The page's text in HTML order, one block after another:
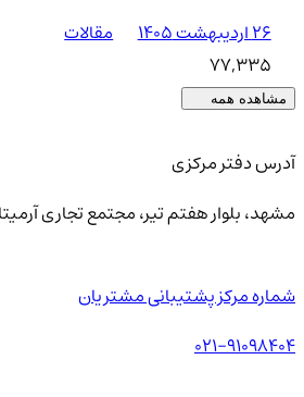
۲۶ اردیبهشت ۱۴۰۵
مقالات
77,335
مشاهده همه
آدرس دفتر مرکزی
مشهد، بلوار هفتم تیر، مجتمع تجاری آرمیتاژ
شماره مرکز پشتیبانی مشتریان
021-91098404